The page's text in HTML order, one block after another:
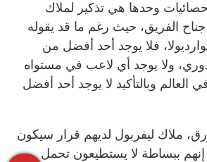
وحدها هي تذكير لملاك
الفريق، حيث رغم ما قد يقوله
فلا يوجد أحد أفضل من
ولا يوجد أي لاعب في مستواه
العالم وبالتأكيد لا يوجد أحد أفضل
ملاك ليفربول لديهم قرار سيكون
ببساطة لا يستطيعون تحمل